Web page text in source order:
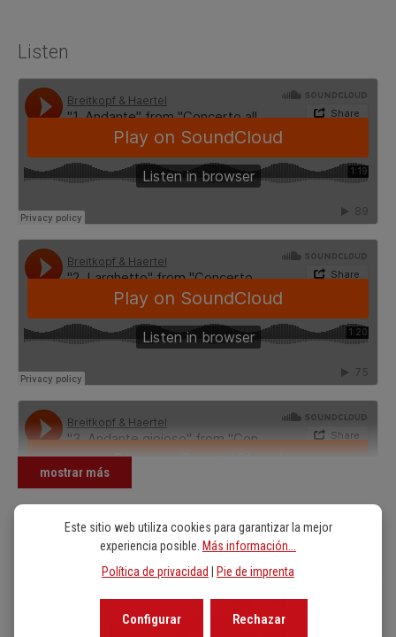
Listen
mostrar más
Have you heard our podcast?
Este sitio web utiliza cookies para garantizar la mejor
experiencia posible. Más información...
Política de privacidad
Pie de imprenta
Rechazar
Configurar